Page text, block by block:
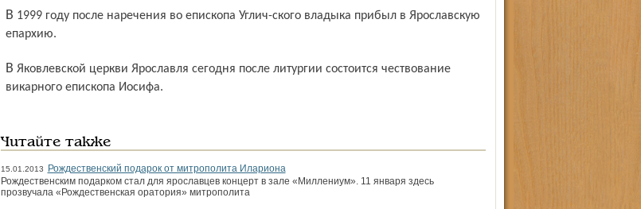
В 1999 году после наречения во епископа Углич-ского владыка прибыл в Ярославскую
епархию.
В Яковлевской церкви Ярославля сегодня после литургии состоится чествование
викарного епископа Иосифа.
Читайте также
15.01.2013
Рождественский подарок от митрополита Илариона
Рождественским подарком стал для ярославцев концерт в зале «Миллениум». 11 января здесь
прозвучала «Рождественская оратория» митрополита